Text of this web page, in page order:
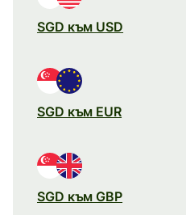
SGD към USD
SGD към EUR
SGD към GBP